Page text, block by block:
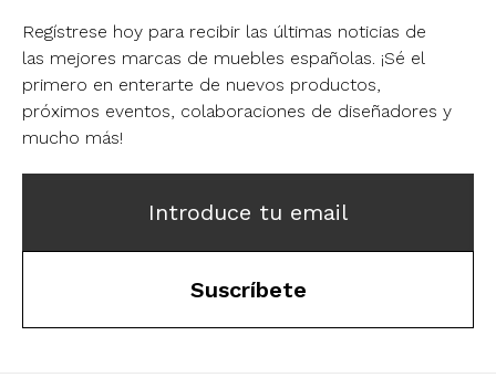
Regístrese hoy para recibir las últimas noticias de
las mejores marcas de muebles españolas. ¡Sé el
primero en enterarte de nuevos productos,
próximos eventos, colaboraciones de diseñadores y
mucho más!
Introduce tu email
Suscríbete